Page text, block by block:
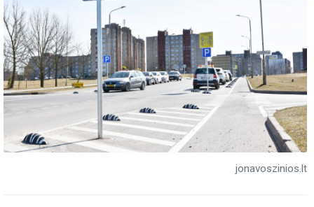
jonavoszinios.lt